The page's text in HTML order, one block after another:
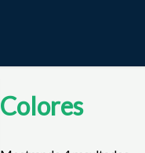
Colores